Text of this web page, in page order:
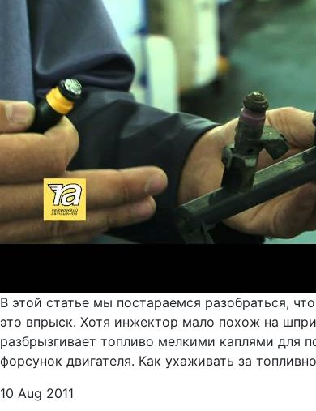
В этой статье мы постараемся разобраться,
это впрыск. Хотя инжектор мало похож на
разбрызгивает топливо мелкими каплями для
форсунок двигателя. Как ухаживать за
10 Aug 2011